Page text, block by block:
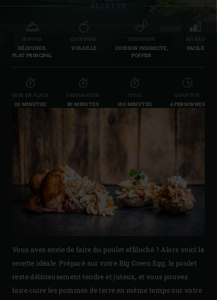
RECETTE
SERVICE
DÉJEUNER,
PLAT PRINCIPAL
CATÉGORIE
VOLAILLE
TECHNIQUE
CUISSON INDIRECTE,
POFFEN
NIVEAU
FACILE
MISE EN PLACE
20 MINUTES
PRÉPARATION
80 MINUTES
TOTAL
100 MINUTES
QUANTITÉ
4 PERSONNES
Vous avez envie de faire du poulet effiloché ? Alors voici la
recette idéale. Préparé sur votre Big Green Egg, le poulet
reste délicieusement tendre et juteux, et vous pouvez
faire cuire les pommes de terre en même temps sur votre